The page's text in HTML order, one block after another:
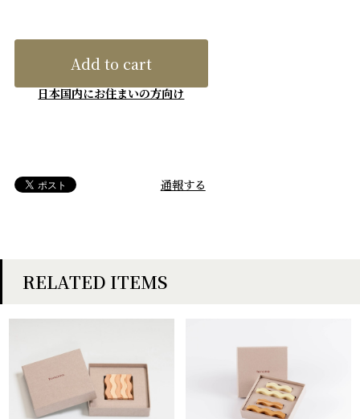
Add to cart
日本国内にお住まいの方向け
通報する
RELATED ITEMS